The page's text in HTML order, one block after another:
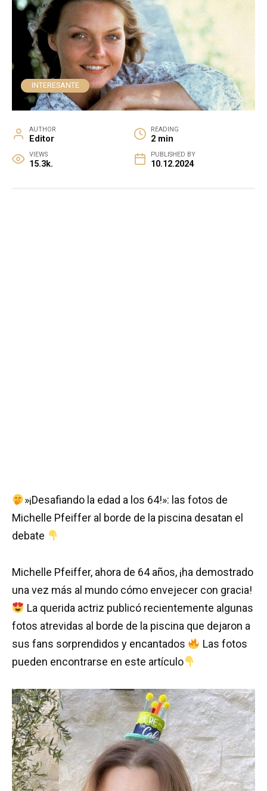
INTERESANTE
AUTHOR
Editor
READING
2 min
VIEWS
15.3k.
PUBLISHED BY
10.12.2024
»¡Desafiando la edad a los 64!»: las fotos de
Michelle Pfeiffer al borde de la piscina desatan el
debate
Michelle Pfeiffer, ahora de 64 años, ¡ha demostrado
una vez más al mundo cómo envejecer con gracia!
La querida actriz publicó recientemente algunas
fotos atrevidas al borde de la piscina que dejaron a
sus fans sorprendidos y encantados
Las fotos
pueden encontrarse en este artículo